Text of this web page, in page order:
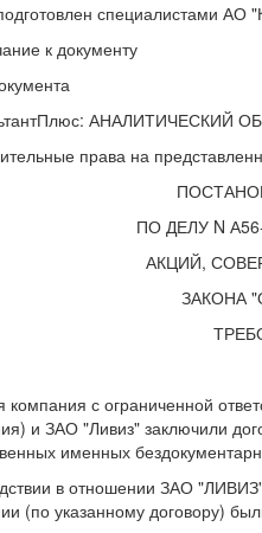
специалистами АО
к документу
АНАЛИТИЧЕСКИЙ
права на
ПО ДЕЛУ N
АКЦИЙ,
ЗАКОНА
компания с ограниченной
и ЗАО "Ливиз" заключили
именных
в отношении ЗАО
(по указанному договору)